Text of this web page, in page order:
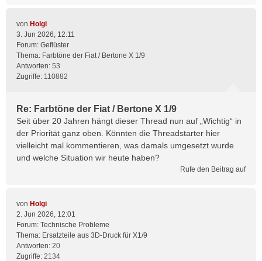
von Holgi
3. Jun 2026, 12:11
Forum: Geflüster
Thema: Farbtöne der Fiat / Bertone X 1/9
Antworten: 53
Zugriffe: 110882
Re: Farbtöne der Fiat / Bertone X 1/9
Seit über 20 Jahren hängt dieser Thread nun auf „Wichtig“ in
der Priorität ganz oben. Könnten die Threadstarter hier
vielleicht mal kommentieren, was damals umgesetzt wurde
und welche Situation wir heute haben?
Rufe den Beitrag auf
von Holgi
2. Jun 2026, 12:01
Forum: Technische Probleme
Thema: Ersatzteile aus 3D-Druck für X1/9
Antworten: 20
Zugriffe: 2134